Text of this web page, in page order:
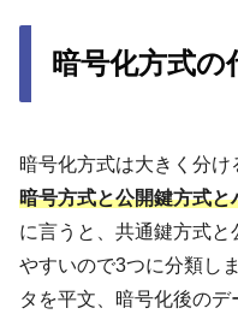
暗号化方式の
暗号化方式は大きく分け
暗号方式と公開鍵方式と
に言うと、共通鍵方式と
やすいので3つに分類し
タを平文、暗号化後のデ